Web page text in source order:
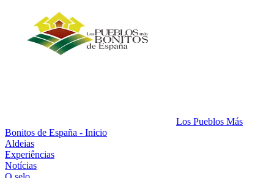
Los Pueblos Más
Bonitos de España - Inicio
Aldeias
Experiências
Notícias